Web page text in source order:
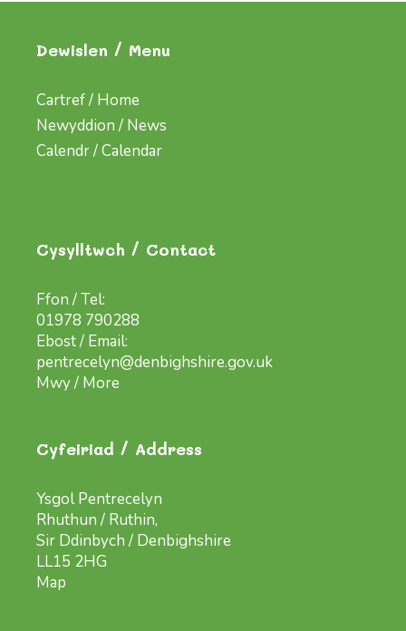
Dewislen / Menu
Cartref / Home
Newyddion / News
Calendr / Calendar
Cysylltwch / Contact
Ffon / Tel:
01978 790288
Ebost / Email:
pentrecelyn@denbighshire.gov.uk
Mwy / More
Cyfeiriad / Address
Ysgol Pentrecelyn
Rhuthun / Ruthin,
Sir Ddinbych / Denbighshire
LL15 2HG
Map